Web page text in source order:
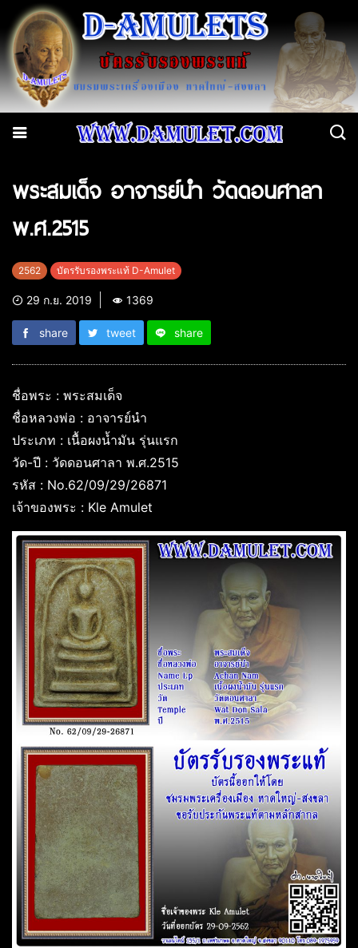
พระสมเด็จ อาจารย์นำ วัดดอนศาลา
พ.ศ.2515
2562 บัตรรับรองพระแท้ D-Amulet
29 ก.ย. 2019 1369
share tweet share
ชื่อพระ : พระสมเด็จ
ชื่อหลวงพ่อ : อาจารย์นำ
ประเภท : เนื้อผงน้ำมัน รุ่นแรก
วัด-ปี : วัดดอนศาลา พ.ศ.2515
รหัส : No.62/09/29/26871
เจ้าของพระ : Kle Amulet